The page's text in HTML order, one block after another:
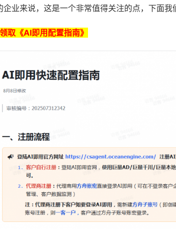
企业来说，这是一个非常值得关注的点，下面我
取《AI即用配置指南》